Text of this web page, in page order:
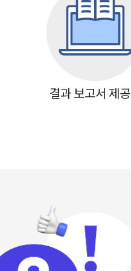
결과 보고서 제공